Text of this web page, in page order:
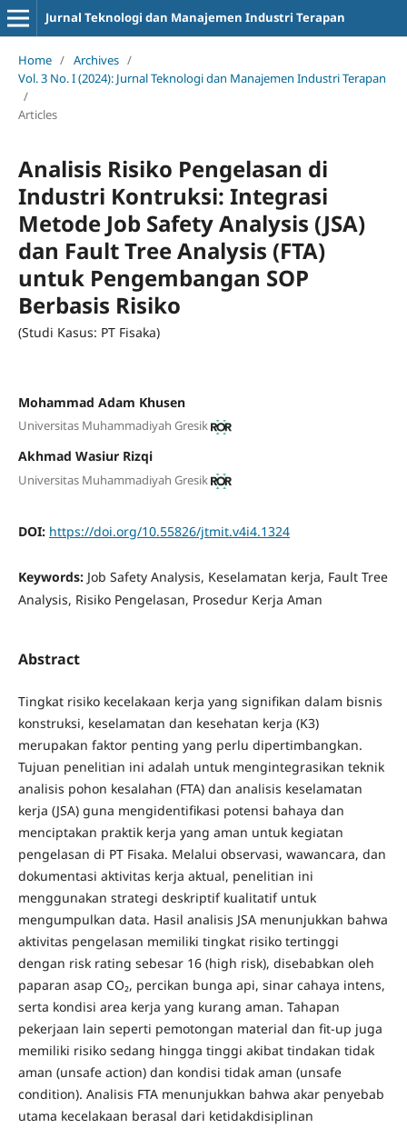
Jurnal Teknologi dan Manajemen Industri Terapan
Home / Archives /
Vol. 3 No. I (2024): Jurnal Teknologi dan Manajemen Industri Terapan
/
Articles
Analisis Risiko Pengelasan di
Industri Kontruksi: Integrasi
Metode Job Safety Analysis (JSA)
dan Fault Tree Analysis (FTA)
untuk Pengembangan SOP
Berbasis Risiko
(Studi Kasus: PT Fisaka)
Mohammad Adam Khusen
Universitas Muhammadiyah Gresik
Akhmad Wasiur Rizqi
Universitas Muhammadiyah Gresik
DOI: https://doi.org/10.55826/jtmit.v4i4.1324
Keywords: Job Safety Analysis, Keselamatan kerja, Fault Tree
Analysis, Risiko Pengelasan, Prosedur Kerja Aman
Abstract
Tingkat risiko kecelakaan kerja yang signifikan dalam bisnis
konstruksi, keselamatan dan kesehatan kerja (K3)
merupakan faktor penting yang perlu dipertimbangkan.
Tujuan penelitian ini adalah untuk mengintegrasikan teknik
analisis pohon kesalahan (FTA) dan analisis keselamatan
kerja (JSA) guna mengidentifikasi potensi bahaya dan
menciptakan praktik kerja yang aman untuk kegiatan
pengelasan di PT Fisaka. Melalui observasi, wawancara, dan
dokumentasi aktivitas kerja aktual, penelitian ini
menggunakan strategi deskriptif kualitatif untuk
mengumpulkan data. Hasil analisis JSA menunjukkan bahwa
aktivitas pengelasan memiliki tingkat risiko tertinggi
dengan risk rating sebesar 16 (high risk), disebabkan oleh
paparan asap CO₂, percikan bunga api, sinar cahaya intens,
serta kondisi area kerja yang kurang aman. Tahapan
pekerjaan lain seperti pemotongan material dan fit-up juga
memiliki risiko sedang hingga tinggi akibat tindakan tidak
aman (unsafe action) dan kondisi tidak aman (unsafe
condition). Analisis FTA menunjukkan bahwa akar penyebab
utama kecelakaan berasal dari ketidakdisiplinan